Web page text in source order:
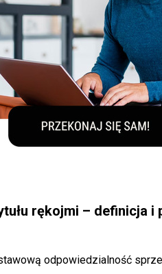
rękojmi – definicja i
odpowiedzialność